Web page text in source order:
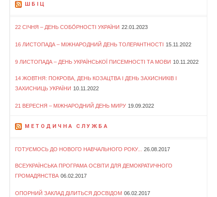
ШБІЦ
22 СІЧНЯ – ДЕНЬ СОБО́РНОСТІ УКРАЇНИ 22.01.2023
16 ЛИСТОПАДА – МІЖНАРОДНИЙ ДЕНЬ ТОЛЕРАНТНОСТІ 15.11.2022
9 ЛИСТОПАДА – ДЕНЬ УКРАЇНСЬКОЇ ПИСЕМНОСТІ ТА МОВИ 10.11.2022
14 ЖОВТНЯ: ПОКРОВА, ДЕНЬ КОЗАЦТВА І ДЕНЬ ЗАХИСНИКІВ І
ЗАХИСНИЦЬ УКРАЇНИ 10.11.2022
21 ВЕРЕСНЯ – МІЖНАРОДНИЙ ДЕНЬ МИРУ 19.09.2022
МЕТОДИЧНА СЛУЖБА
ГОТУЄМОСЬ ДО НОВОГО НАВЧАЛЬНОГО РОКУ... 26.08.2017
ВСЕУКРАЇНСЬКА ПРОГРАМА ОСВІТИ ДЛЯ ДЕМОКРАТИЧНОГО
ГРОМАДЯНСТВА 06.02.2017
ОПОРНИЙ ЗАКЛАД ДІЛИТЬСЯ ДОСВІДОМ 06.02.2017